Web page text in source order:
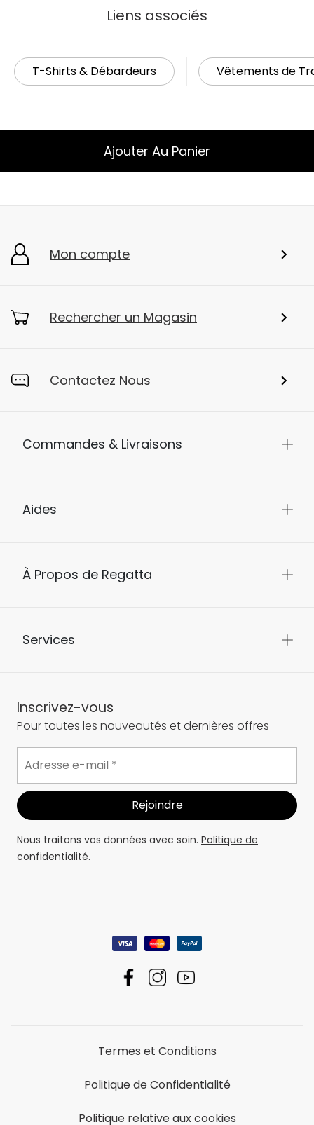
Liens associés
T-Shirts & Débardeurs Vêtements de
Ajouter Au Panier
Mon compte
Rechercher un Magasin
Contactez Nous
Commandes & Livraisons
Aides
À Propos de Regatta
Services
Inscrivez-vous
Pour toutes les nouveautés et dernières offres
Nous traitons vos données avec soin. Politique de
confidentialité.
Termes et Conditions
Politique de Confidentialité
Politique relative aux cookies